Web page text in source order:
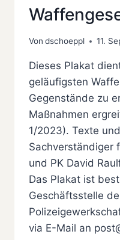
Von dschoeppl 11.
Dieses Plakat
geläufigsten
Gegenstände zu
Maßnahmen
1/2023). Texte
Sachverständiger
und PK David
Das Plakat ist
Geschäftsstelle
via E-Mail an